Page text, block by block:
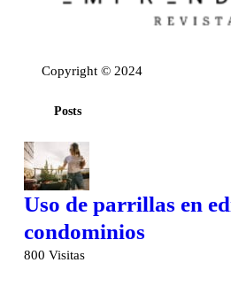
Copyright © 2024
Posts
Uso de parrillas en
condominios
800 Visitas